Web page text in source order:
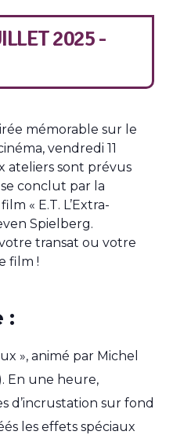
2025 -
mémorable sur le
vendredi 11
ateliers sont prévus
se conclut par la
« E.T. L’Extra-
Spielberg.
transat ou votre
film !
:
», animé par Michel
En une heure,
d’incrustation sur fond
les effets spéciaux